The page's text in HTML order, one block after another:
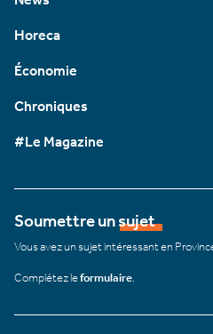
Horeca
Économie
Chroniques
#Le Magazine
Soumettre un sujet
Vous avez un sujet intéressant en
Complétez leformulaire